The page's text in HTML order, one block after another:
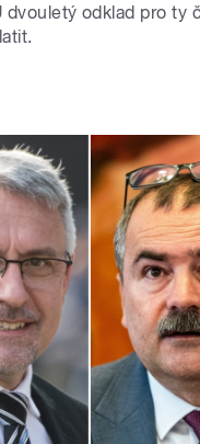
dvouletý odklad pro ty